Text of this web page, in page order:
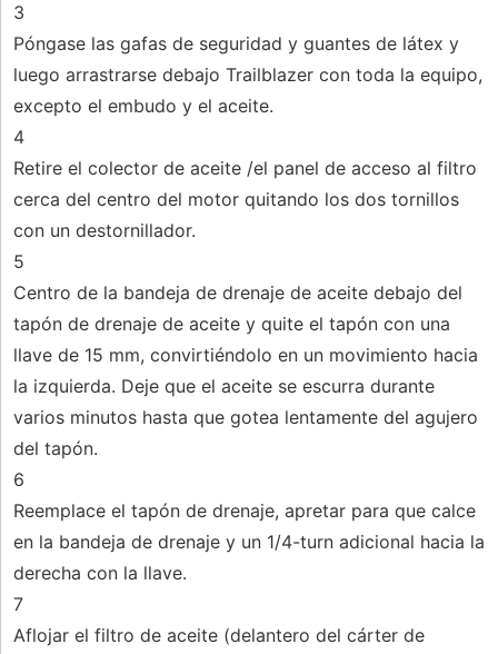
3
Póngase las gafas de seguridad y guantes de látex y
luego arrastrarse debajo Trailblazer con toda la equipo,
excepto el embudo y el aceite.
4
Retire el colector de aceite /el panel de acceso al filtro
cerca del centro del motor quitando los dos tornillos
con un destornillador.
5
Centro de la bandeja de drenaje de aceite debajo del
tapón de drenaje de aceite y quite el tapón con una
llave de 15 mm, convirtiéndolo en un movimiento hacia
la izquierda. Deje que el aceite se escurra durante
varios minutos hasta que gotea lentamente del agujero
del tapón.
6
Reemplace el tapón de drenaje, apretar para que calce
en la bandeja de drenaje y un 1/4-turn adicional hacia la
derecha con la llave.
7
Aflojar el filtro de aceite (delantero del cárter de